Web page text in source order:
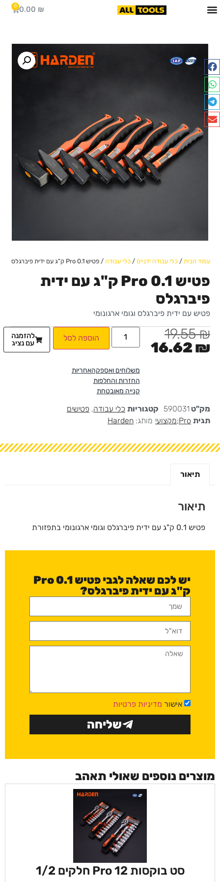
0.00 ₪
0
עמוד הבית / כלי עבודה ידניים / כלי עבודה / פטיש Pro 0.1 ק"ג עם ידית פיברגלס
פטיש Pro 0.1 ק"ג עם ידית
פיברגלס
פטיש עם ידית פיברגלס וגומי ארגונומי
19.55₪
16.62₪
הוספה לסל
משלוחים ואספקהאחריות
החזרות והחלפות
קנייה מאובטחת
להזמנה
עם נציג
מק"ט 590031 קטגוריות כלי עבודה, פטישים
תגית Pro;מקצועי מותג: Harden
תיאור
תיאור
פטיש 0.1 ק"ג עם ידית פיברגלס וגומי ארגונומי בתפזורת
יש לכם שאלה לגבי פטיש Pro 0.1
ק"ג עם ידית פיברגלס?
אישור מדיניות פרטיות
שליחה
מוצרים נוספים שאולי תאהב
סט בוקסות Pro 12 חלקים 1/2